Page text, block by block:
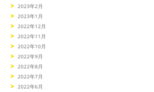
2023年2月
2023年1月
2022年12月
2022年11月
2022年10月
2022年9月
2022年8月
2022年7月
2022年6月